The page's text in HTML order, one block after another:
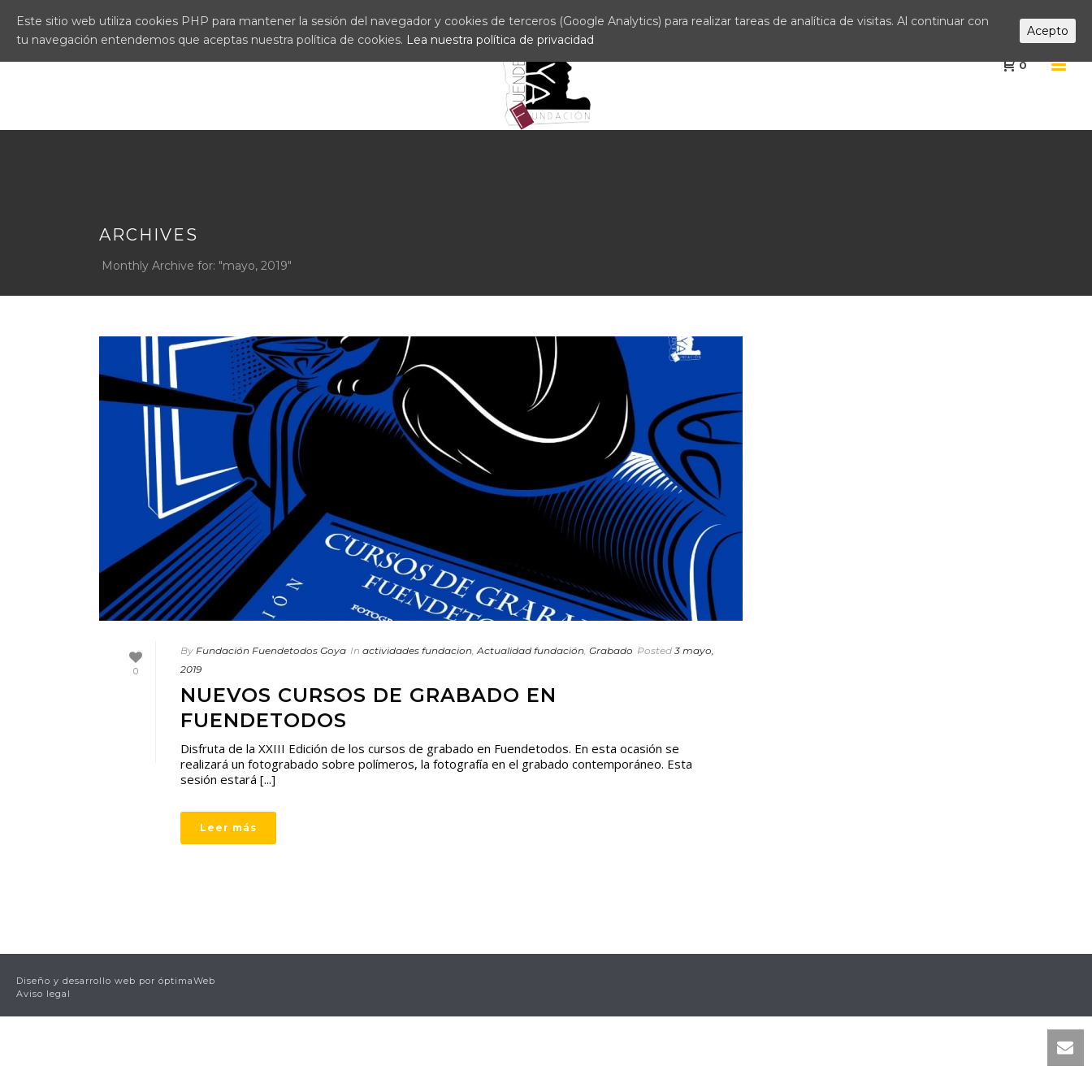
0
ARCHIVES
Monthly Archive for: "mayo, 2019"
0
By Fundación Fuendetodos Goya In actividades fundacion,Actualidad fundación, Grabado Posted 3 mayo,
2019
NUEVOS CURSOS DE GRABADO EN
FUENDETODOS
Disfruta de la XXIII Edición de los cursos de grabado en Fuendetodos. En esta ocasión se
realizará un fotograbado sobre polímeros, la fotografía en el grabado contemporáneo. Esta
sesión estará [...]
Leer más
Diseño y desarrollo web por óptimaWeb
Aviso legal
Este sitio web utiliza cookies PHP para mantener la sesión del navegador y cookies de terceros (Google Analytics) para realizar tareas de analítica de visitas. Al continuar con
tu navegación entendemos que aceptas nuestra política de cookies. Lea nuestra política de privacidad
Acepto